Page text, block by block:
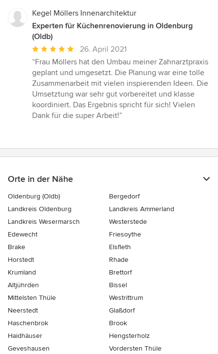
Kegel Möllers Innenarchitektur
Experten für Küchenrenovierung in Oldenburg
(Oldb)
Durchschnittliche
Bewertung:
5
von
5
Sternen
26. April 2021
“Frau Möllers hat den Umbau meiner Zahnarztpraxis
geplant und umgesetzt. Die Planung war eine tolle
Zusammenarbeit mit vielen inspierenden Ideen. Die
Umsetztung war sehr gut vorbereitet und klasse
koordiniert. Das Ergebnis spricht für sich! Vielen
Dank für die super Arbeit!”
Orte in der Nähe
Oldenburg (Oldb)
Bergedorf
Landkreis Oldenburg
Landkreis Ammerland
Landkreis Wesermarsch
Westerstede
Edewecht
Friesoythe
Brake
Elsfleth
Horstedt
Rhade
Krumland
Brettorf
Altjührden
Bissel
Mittelsten Thüle
Westrittrum
Neerstedt
Glaßdorf
Haschenbrok
Brook
Haidhäuser
Hengsterholz
Geveshausen
Vordersten Thüle